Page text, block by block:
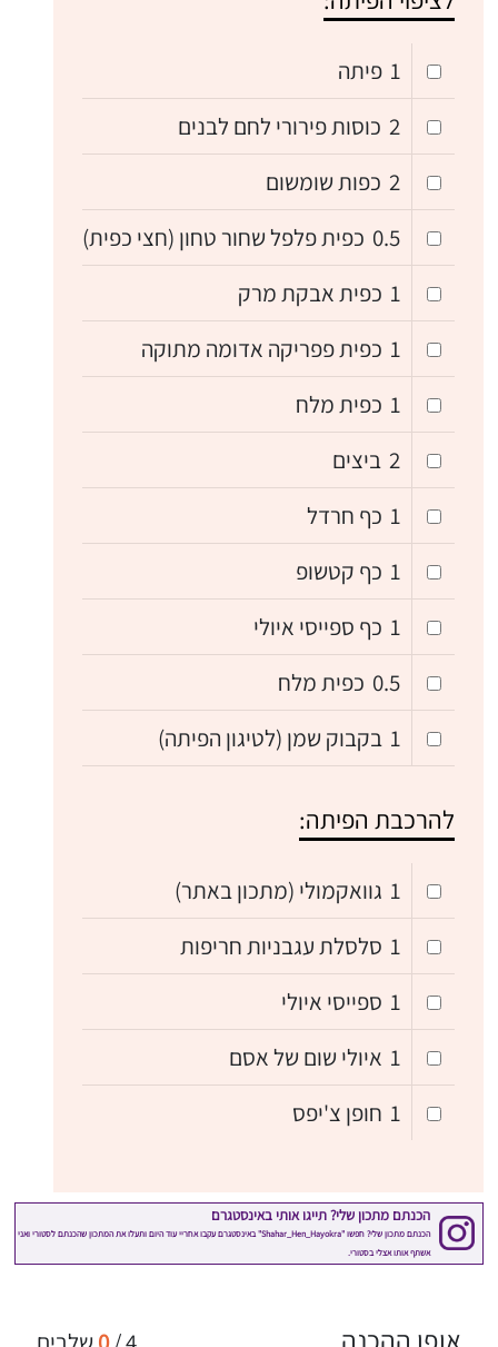
1 פיתה
2 כוסות פירורי לחם לבנים
2 כפות שומשום
0.5 כפית פלפל שחור טחון (חצי כפית)
1 כפית אבקת מרק
1 כפית פפריקה אדומה מתוקה
1 כפית מלח
2 ביצים
1 כף חרדל
1 כף קטשופ
1 כף ספייסי איולי
0.5 כפית מלח
1 בקבוק שמן (לטיגון הפיתה)
להרכבת הפיתה:
1 גוואקמולי (מתכון באתר)
1 סלסלת עגבניות חריפות
1 ספייסי איולי
1 איולי שום של אסם
1 חופן צ'יפס
אופן ההכנה